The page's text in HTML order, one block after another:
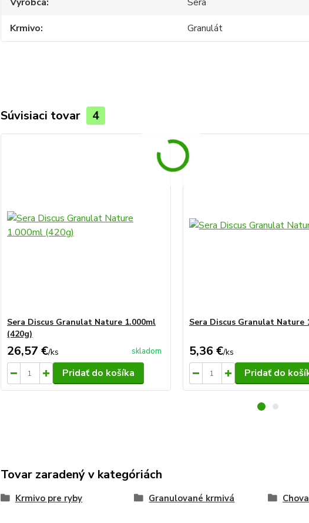
Krmivo
Granulát
Súvisiaci tovar 4
Sera Discus Granulat Nature 1.000ml
(420g)
26,57 €/ks skladom
Pridať do košíka
Sera Discus Granulat Nature
5,36 €/ks
Pridať do
Tovar zaradený v kategóriách
Krmivo pre ryby Granulované krmivá